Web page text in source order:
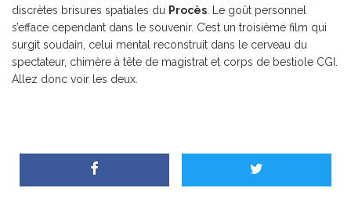
discrètes brisures spatiales du Procès. Le goût personnel
s’efface cependant dans le souvenir. C’est un troisième film qui
surgit soudain, celui mental reconstruit dans le cerveau du
spectateur, chimère à tête de magistrat et corps de bestiole CGI.
Allez donc voir les deux.